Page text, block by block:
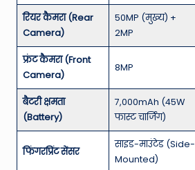
रियर कैमरा (Rear
Camera)
50MP (मुख्य) +
2MP
फ्रंट कैमरा (Front
Camera)
8MP
बैटरी क्षमता
(Battery)
7,000mAh (45W
फास्ट चार्जिंग)
फिंगरप्रिंट सेंसर
साइड-माउंटेड (Side-
Mounted)